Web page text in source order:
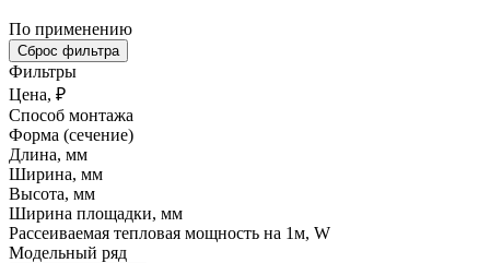
По применению
Сброс фильтра
Фильтры
Цена, ₽
Способ монтажа
Форма (сечение)
Длина, мм
Ширина, мм
Высота, мм
Ширина площадки, мм
Рассеиваемая тепловая мощность на 1м, W
Модельный ряд